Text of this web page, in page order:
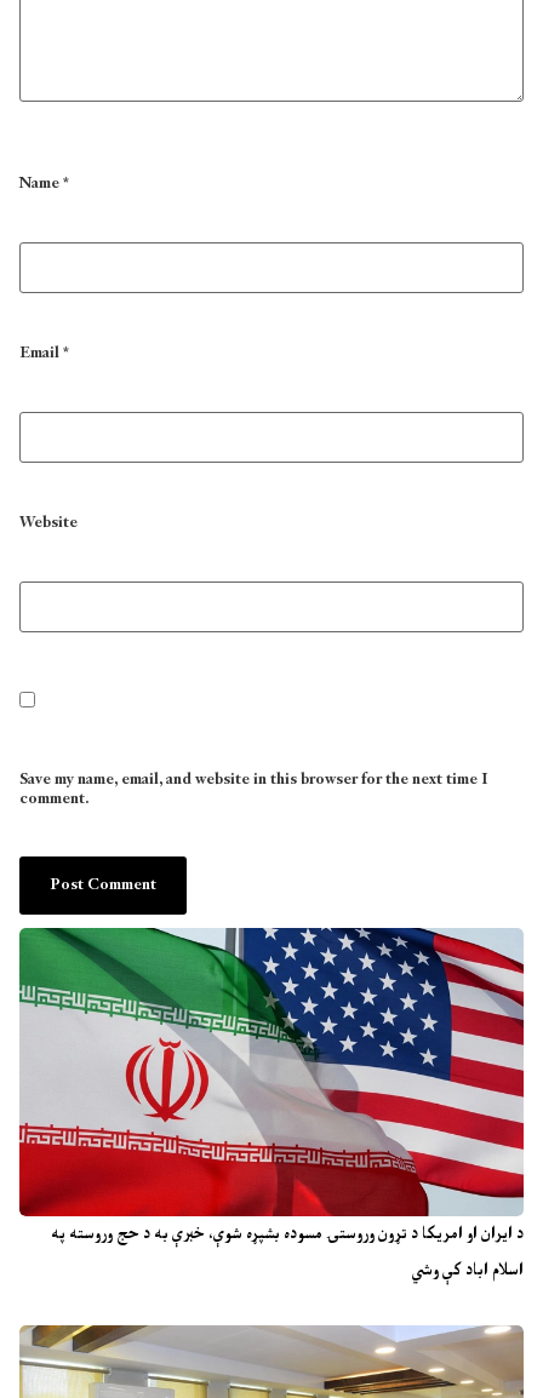
د ایران او امریکا د تړون وروستۍ مسوده بشپړه شوې، خبرې به د حج وروسته په
اسلام اباد کې وشي
Name*
Email*
Website
Save my name, email, and website in this browser for the next time I
comment.